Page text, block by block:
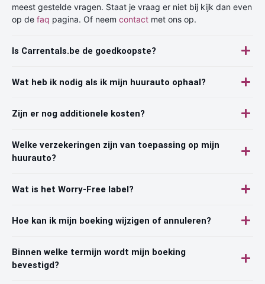
meest gestelde vragen. Staat je vraag er niet bij kijk dan even
op de faq pagina. Of neem contact met ons op.
Is Carrentals.be de goedkoopste?
Wat heb ik nodig als ik mijn huurauto ophaal?
Zijn er nog additionele kosten?
Welke verzekeringen zijn van toepassing op mijn
huurauto?
Wat is het Worry-Free label?
Hoe kan ik mijn boeking wijzigen of annuleren?
Binnen welke termijn wordt mijn boeking
bevestigd?